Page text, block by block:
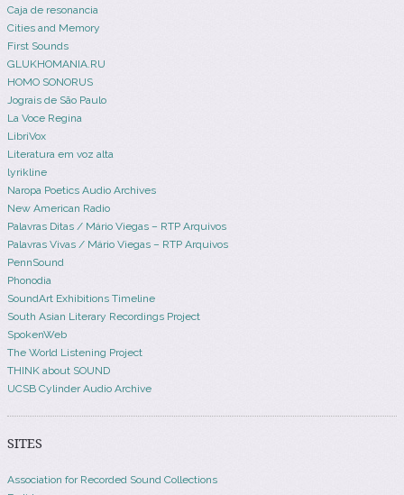
Caja de resonancia
Cities and Memory
First Sounds
GLUKHOMANIA.RU
HOMO SONORUS
Jograis de São Paulo
La Voce Regina
LibriVox
Literatura em voz alta
lyrikline
Naropa Poetics Audio Archives
New American Radio
Palavras Ditas / Mário Viegas – RTP Arquivos
Palavras Vivas / Mário Viegas – RTP Arquivos
PennSound
Phonodia
SoundArt Exhibitions Timeline
South Asian Literary Recordings Project
SpokenWeb
The World Listening Project
THINK about SOUND
UCSB Cylinder Audio Archive
SITES
Association for Recorded Sound Collections